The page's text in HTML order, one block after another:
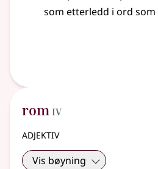
som etterledd i ord som
rom 4
IV
adjektiv
Vis bøyning